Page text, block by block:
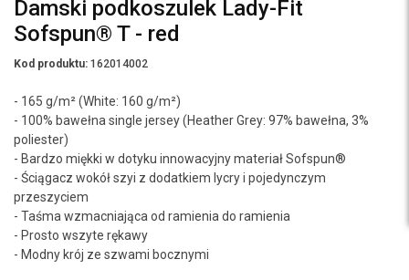
Damski podkoszulek Lady-Fit
Sofspun® T - red
Kod produktu: 162014002
- 165 g/m² (White: 160 g/m²)
- 100% bawełna single jersey (Heather Grey: 97% bawełna, 3%
poliester)
- Bardzo miękki w dotyku innowacyjny materiał Sofspun®
- Ściągacz wokół szyi z dodatkiem lycry i pojedynczym
przeszyciem
- Taśma wzmacniająca od ramienia do ramienia
- Prosto wszyte rękawy
- Modny krój ze szwami bocznymi